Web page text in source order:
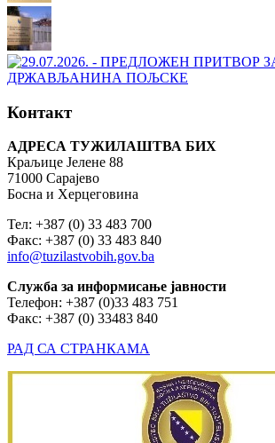
Контакт
АДРЕСА ТУЖИЛАШТВА БИХ
Краљице Јелене 88
71000 Сарајево
Босна и Херцеговина
Тел: +387 (0) 33 483 700
Факс: +387 (0) 33 483 840
info@tuzilastvobih.gov.ba
Служба за информисање јавности
Телефон: +387 (0)33 483 751
Факс: +387 (0) 33483 840
РАД СА СТРАНКАМА